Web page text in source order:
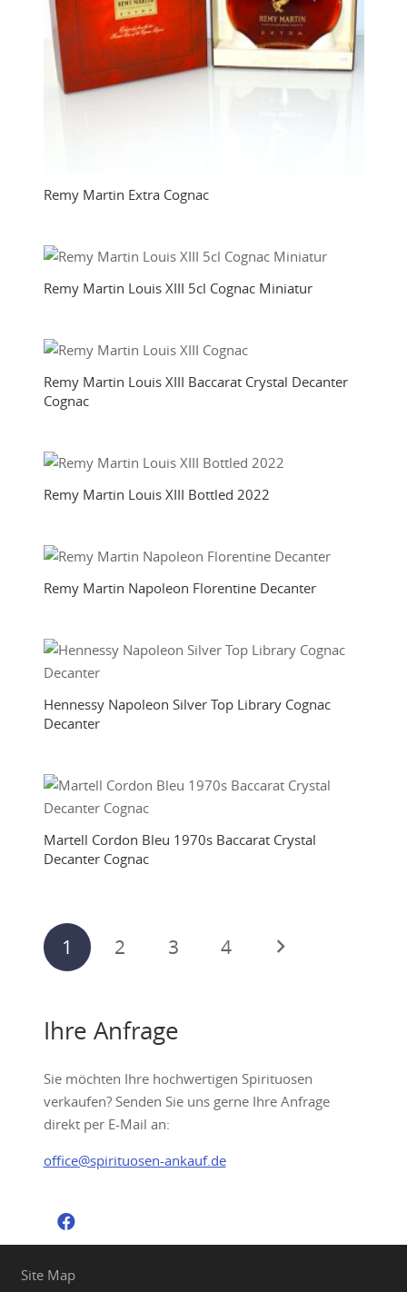
Remy Martin Extra Cognac
Remy Martin Louis XIII 5cl Cognac Miniatur
Remy Martin Louis XIII Baccarat Crystal Decanter
Cognac
Remy Martin Louis XIII Bottled 2022
Remy Martin Napoleon Florentine Decanter
Hennessy Napoleon Silver Top Library Cognac
Decanter
Martell Cordon Bleu 1970s Baccarat Crystal
Decanter Cognac
Seitennummerierung
der
1 2 3 4
Ihre Anfrage
Sie möchten Ihre hochwertigen Spirituosen
verkaufen? Senden Sie uns gerne Ihre Anfrage
direkt per E-Mail an:
office@spirituosen-ankauf.de
Site Map